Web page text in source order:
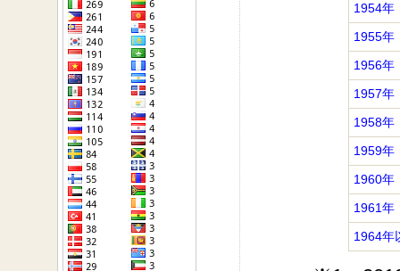
1954年
1955年
1956年
1957年
1958年
1959年
1960年
1961年
1964年